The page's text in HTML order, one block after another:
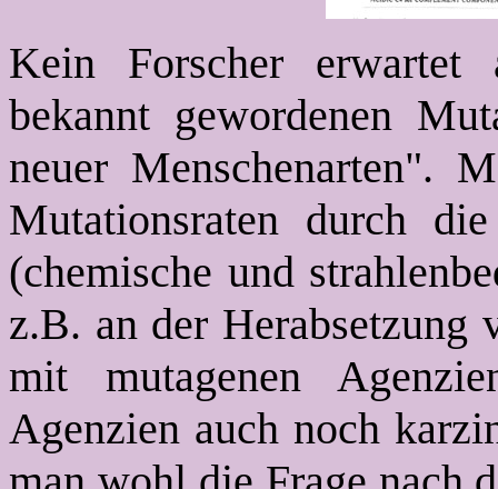
Kein Forscher erwartet
bekannt gewordenen
neuer Menschenarten".
Mutationsraten durch
(chemische und
z.B. an der
mit mutagenen
Agenzien auch noch